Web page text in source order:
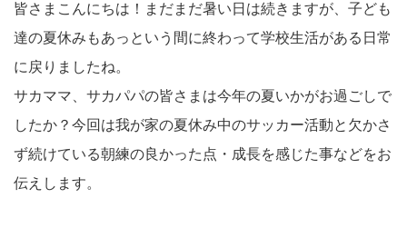
皆さまこんにちは！まだまだ暑い日は続きますが、子ども
達の夏休みもあっという間に終わって学校生活がある日常
に戻りましたね。
サカママ、サカパパの皆さまは今年の夏いかがお過ごしで
したか？今回は我が家の夏休み中のサッカー活動と欠かさ
ず続けている朝練の良かった点・成長を感じた事などをお
伝えします。